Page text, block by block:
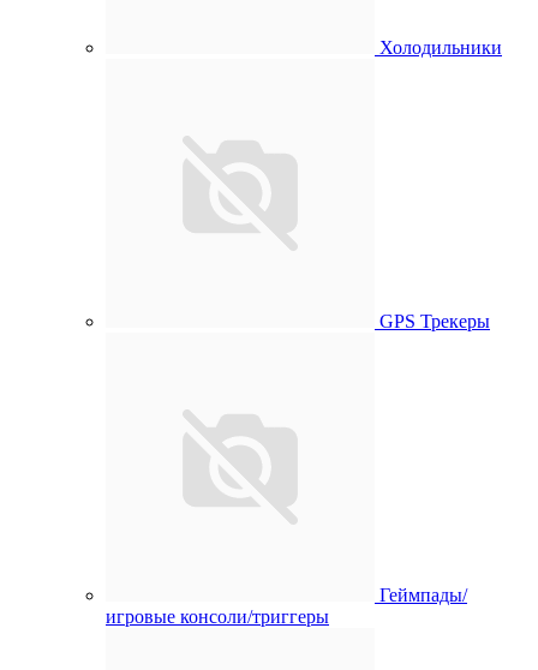
Холодильники
GPS Трекеры
Геймпады/
игровые консоли/триггеры